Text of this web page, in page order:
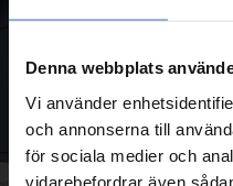
Denna webbplats
Vi använder
och annonserna till
för sociala medier och
vidarebefordrar även